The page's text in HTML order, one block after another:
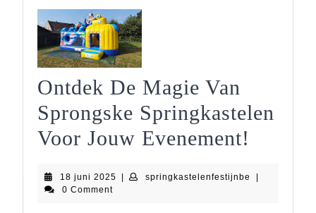
Ontdek De Magie Van
Sprongske Springkastelen
Voor Jouw Evenement!
Magie
18 juni 2025 18| springkastelenfestijnbe
|
0 Comment